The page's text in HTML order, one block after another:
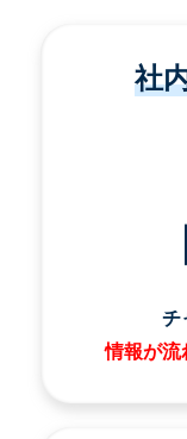
社
チ
情報が流